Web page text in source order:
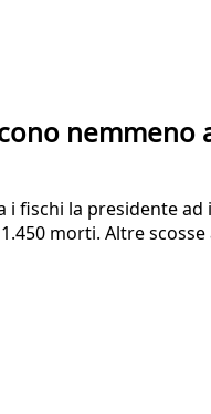
i fischi la presidente
morti. Altre scosse